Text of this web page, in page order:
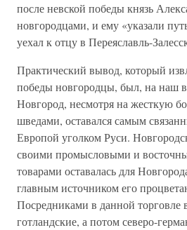
после невской победы князь
новгородцами, и ему «указали
уехал к отцу в Переяславль-
Практический вывод, который
победы новгородцы, был, на наш
Новгород, несмотря на жесткую
шведами, оставался самым
Европой уголком Руси.
своими промысловыми и
товарами оставалась для
главным источником его
Посредниками в данной торговле
готландские, а потом северо-